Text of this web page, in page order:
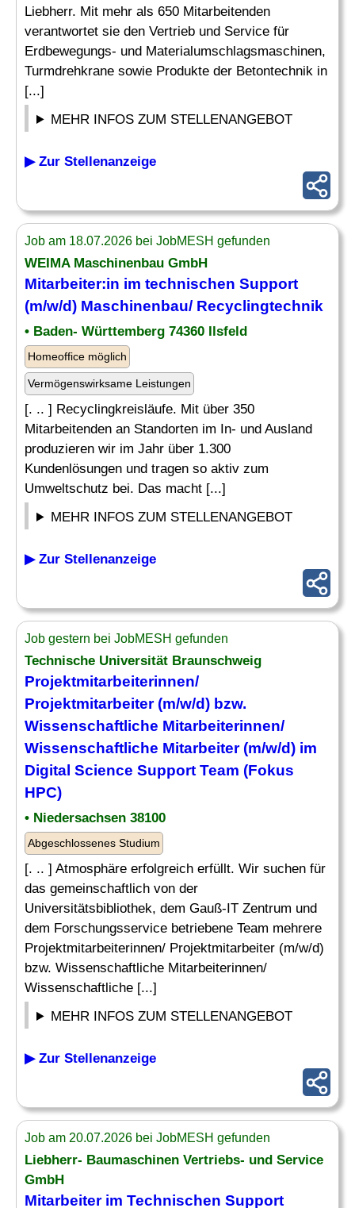
Liebherr. Mit mehr als 650 Mitarbeitenden
verantwortet sie den Vertrieb und Service für
Erdbewegungs- und Materialumschlagsmaschinen,
Turmdrehkrane sowie Produkte der Betontechnik in
[...]
MEHR INFOS ZUM STELLENANGEBOT
▶ Zur Stellenanzeige
Job am 18.07.2026 bei JobMESH gefunden
WEIMA Maschinenbau GmbH
Mitarbeiter:in im technischen Support
(m/w/d) Maschinenbau/ Recyclingtechnik
• Baden- Württemberg 74360 Ilsfeld
Homeoffice möglich
Vermögenswirksame Leistungen
[. .. ] Recyclingkreisläufe. Mit über 350
Mitarbeitenden an Standorten im In- und Ausland
produzieren wir im Jahr über 1.300
Kundenlösungen und tragen so aktiv zum
Umweltschutz bei. Das macht [...]
MEHR INFOS ZUM STELLENANGEBOT
▶ Zur Stellenanzeige
Job gestern bei JobMESH gefunden
Technische Universität Braunschweig
Projektmitarbeiterinnen/
Projektmitarbeiter (m/w/d) bzw.
Wissenschaftliche Mitarbeiterinnen/
Wissenschaftliche Mitarbeiter(m/w/d) im
Digital Science Support Team (Fokus
HPC)
• Niedersachsen 38100
Abgeschlossenes Studium
[. .. ] Atmosphäre erfolgreich erfüllt. Wir suchen für
das gemeinschaftlich von der
Universitätsbibliothek, dem Gauß-IT Zentrum und
dem Forschungsservice betriebene Team mehrere
Projektmitarbeiterinnen/ Projektmitarbeiter (m/w/d)
bzw. Wissenschaftliche Mitarbeiterinnen/
Wissenschaftliche [...]
MEHR INFOS ZUM STELLENANGEBOT
▶ Zur Stellenanzeige
Job am 20.07.2026 bei JobMESH gefunden
Liebherr- Baumaschinen Vertriebs- und Service
GmbH
Mitarbeiter im Technischen Support